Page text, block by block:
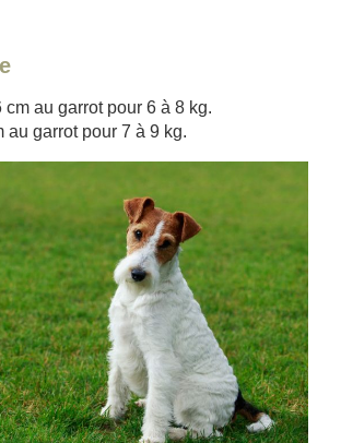
cm au garrot pour 6 à 8 kg.
au garrot pour 7 à 9 kg.